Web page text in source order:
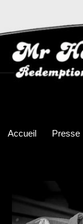
Accueil Presse